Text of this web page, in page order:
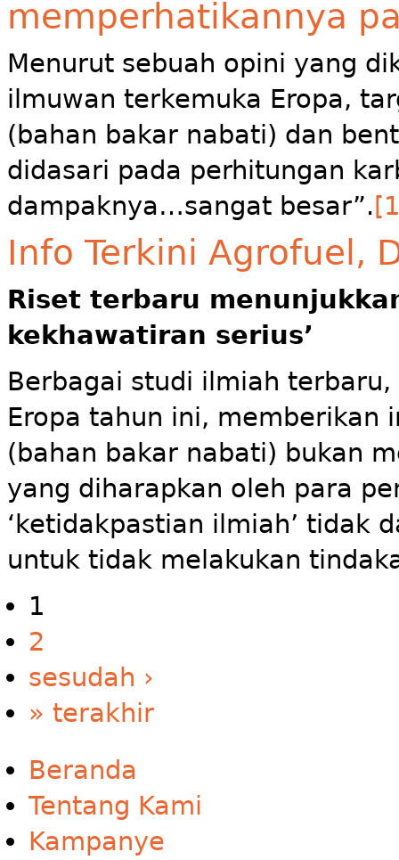
memperhatikannya
Menurut sebuah opini yang
ilmuwan terkemuka Eropa,
(bahan bakar nabati) dan
didasari pada perhitungan
dampaknya…sangat besar”.
Info Terkini Agrofuel,
Riset terbaru
kekhawatiran serius’
Berbagai studi ilmiah
Eropa tahun ini, memberikan
(bahan bakar nabati) bukan
yang diharapkan oleh para
‘ketidakpastian ilmiah’ tidak
untuk tidak melakukan
1
2
sesudah ›
» terakhir
Beranda
Tentang Kami
Kampanye